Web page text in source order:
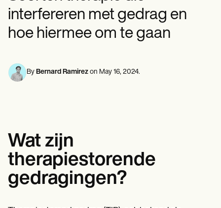
Professionals in de geestelijke gezondheidszorg
Maatschappelijk werkers
Fysiotherapeuten
Massagetherapeuten
Ergotherapeuten
Resources
Sjablonen
ICD-codes
Procedure Codes
Superbill-sjabloon
SOAP-notitiesjabloon
Sjabloon voor behandelplan
Insurance claims
Speech therapists
Massage therapists
Personal trainers
interfereren met gedrag en
hoe hiermee om te gaan
By Bernard Ramirez on May 16, 2024.
Wat zijn
therapiestorende
gedragingen?